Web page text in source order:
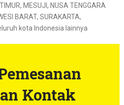
MESUJI, NUSA TENGGARA
BARAT, SURAKARTA,
kota Indonesia lainnya
Kontak